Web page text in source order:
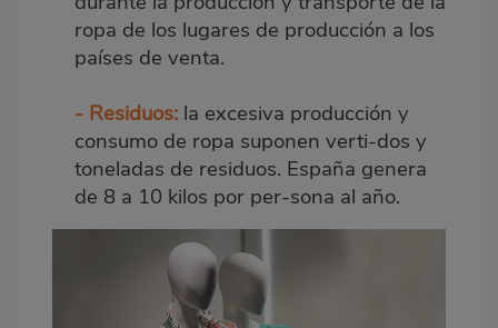
ropa de los lugares de producción a los
países de venta.
- Residuos: la excesiva producción y
consumo de ropa suponen verti-dos y
toneladas de residuos. España genera
de 8 a 10 kilos por per-sona al año.